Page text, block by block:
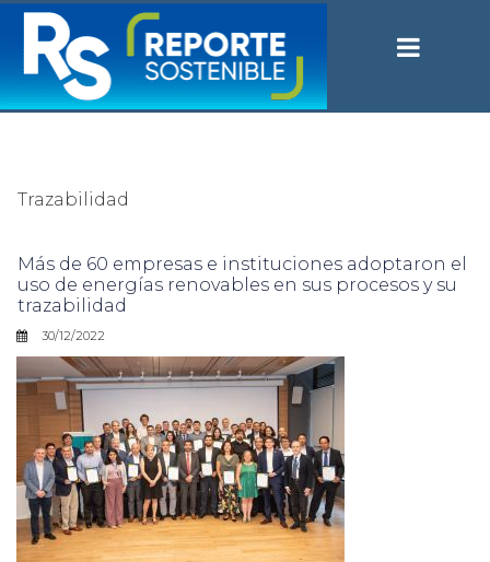
Trazabilidad
Más de 60 empresas e instituciones adoptaron el
uso de energías renovables en sus procesos y su
trazabilidad
30/12/2022